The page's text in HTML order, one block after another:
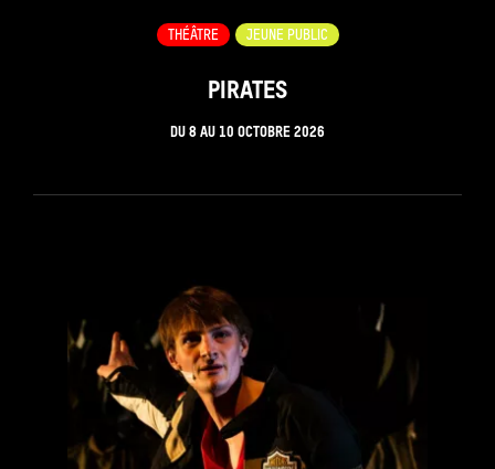
PIRATES
DU 8 AU 10 OCTOBRE 2026
THÉÂTRE JEUNE PUBLIC